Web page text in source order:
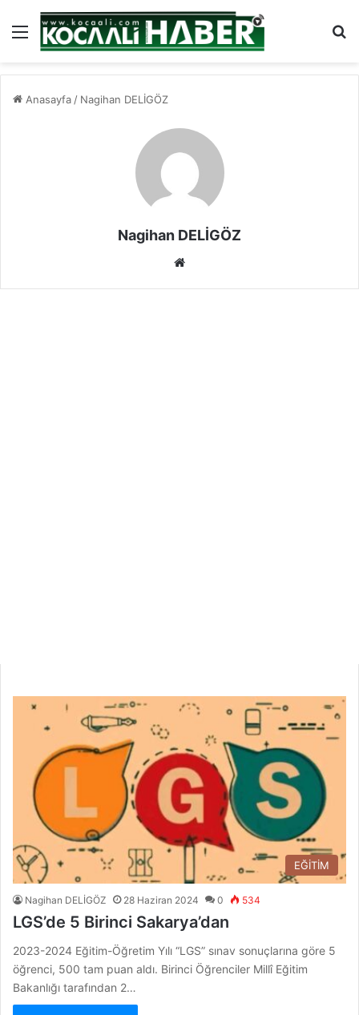
Menü
Anasayfa / Nagihan DELİGÖZ
Nagihan DELİGÖZ
EĞİTİM
Nagihan DELİGÖZ 28 Haziran 2024 0 534
LGS’de 5 Birinci Sakarya’dan
2023-2024 Eğitim-Öğretim Yılı “LGS” sınav sonuçlarına göre 5
öğrenci, 500 tam puan aldı. Birinci Öğrenciler Millî Eğitim
Bakanlığı tarafından 2…